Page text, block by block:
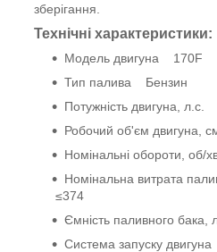
зберігання.
Технічні характеристики:
Модель двигуна 170F
Тип палива Бензин
Потужність двигуна,
Робочий об'єм двигуна,
Номінальні обороти,
Номінальна витрата
≤374
Ємність паливного
Система запуску